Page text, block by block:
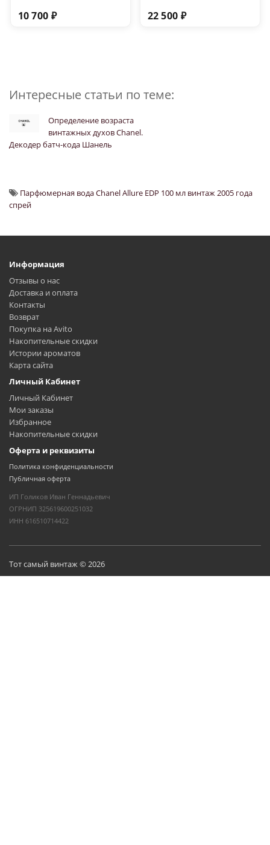
10 700 ₽ 22 500 ₽
Интересные статьи по теме:
Определение возраста
винтажных духов Chanel.
Декодер батч-кода Шанель
Парфюмерная вода Chanel Allure EDP 100 мл винтаж 2005 года
спрей
Информация
Отзывы о нас
Доставка и оплата
Контакты
Возврат
Покупка на Avito
Накопительные скидки
Истории ароматов
Карта сайта
Личный Кабинет
Личный Кабинет
Мои заказы
Избранное
Накопительные скидки
Оферта и реквизиты
Политика конфиденциальности
Публичная оферта
ИП Голиков Иван Геннадьевич
ОГРНИП 325619600251032
ИНН 616510714422
Тот самый винтаж © 2026